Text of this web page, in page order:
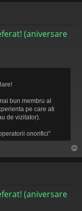
(aniversare
bun membru al
pe care ati
de vizitator).
onorifici"
u
(aniversare